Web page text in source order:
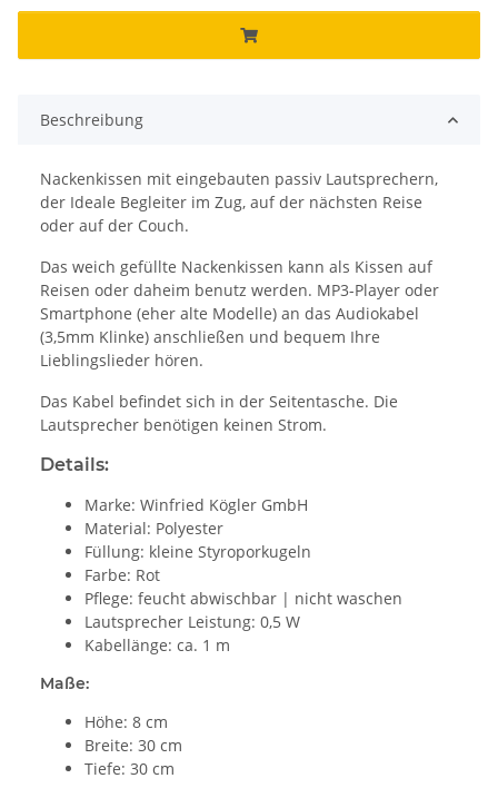
Beschreibung
Nackenkissen mit eingebauten passiv Lautsprechern,
der Ideale Begleiter im Zug, auf der nächsten Reise
oder auf der Couch.
Das weich gefüllte Nackenkissen kann als Kissen auf
Reisen oder daheim benutz werden. MP3-Player oder
Smartphone (eher alte Modelle) an das Audiokabel
(3,5mm Klinke) anschließen und bequem Ihre
Lieblingslieder hören.
Das Kabel befindet sich in der Seitentasche. Die
Lautsprecher benötigen keinen Strom.
Details:
Marke: Winfried Kögler GmbH
Material: Polyester
Füllung: kleine Styroporkugeln
Farbe: Rot
Pflege: feucht abwischbar | nicht waschen
Lautsprecher Leistung: 0,5 W
Kabellänge: ca. 1 m
Maße:
Höhe: 8 cm
Breite: 30 cm
Tiefe: 30 cm